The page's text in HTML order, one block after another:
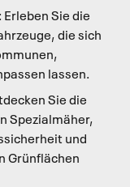
: Erleben Sie die
die sich
lassen.
Sie die
Spezialmäher,
und
Grünflächen